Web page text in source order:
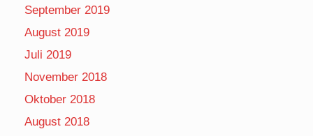
September 2019
August 2019
Juli 2019
November 2018
Oktober 2018
August 2018